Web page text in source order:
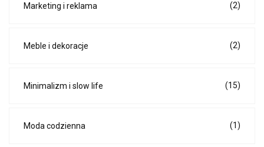
Marketing i reklama (2)
Meble i dekoracje (2)
Minimalizm i slow life (15)
Moda codzienna (1)